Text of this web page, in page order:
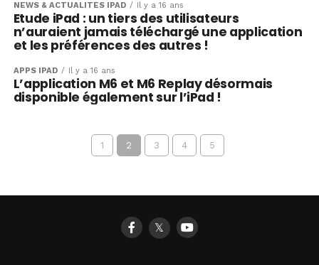
NEWS & ACTUALITÉS IPAD Il y a 16 ans
Etude iPad : un tiers des utilisateurs
n’auraient jamais téléchargé une application
et les préférences des autres !
APPS IPAD Il y a 16 ans
L’application M6 et M6 Replay désormais
disponible également sur l’iPad !
1 2 3 4 5
𝕏